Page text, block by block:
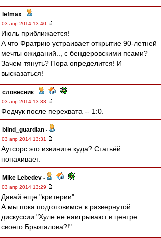
lefmax -
03 апр 2014 13:40
Июль приближается!
А что Фратрию устраивает открытие 90-летней
мечты ожиданий.., с бендеровскими псами?
Зачем тянуть? Пора определится! И
высказаться!
словесник -
03 апр 2014 13:33
Федчук после перехвата -- 1:0.
blind_guardian -
03 апр 2014 13:31
Аутсорс это извините куда? Статьёй
попахивает.
Mike Lebedev -
03 апр 2014 13:29
Давай еще "критерии"
А мы пока подготовимся к развернутой
дискуссии "Хуле не наигрывают в центре
своего Брызгалова?!"